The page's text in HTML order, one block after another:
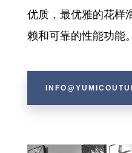
优质，最优雅的花样
赖和可靠的性能功能。